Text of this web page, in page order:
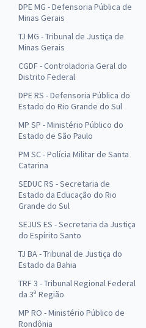
DPE MG - Defensoria Pública de
Minas Gerais
TJ MG - Tribunal de Justiça de
Minas Gerais
CGDF - Controladoria Geral do
Distrito Federal
DPE RS - Defensoria Pública do
Estado do Rio Grande do Sul
MP SP - Ministério Público do
Estado de São Paulo
PM SC - Polícia Militar de Santa
Catarina
SEDUC RS - Secretaria de
Estado da Educação do Rio
Grande do Sul
SEJUS ES - Secretaria da Justiça
do Espírito Santo
TJ BA - Tribunal de Justiça do
Estado da Bahia
TRF 3 - Tribunal Regional Federal
da 3ª Região
MP RO - Ministério Público de
Rondônia